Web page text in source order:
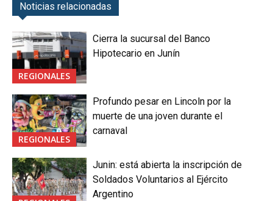
Noticias relacionadas
REGIONALES
Cierra la sucursal del Banco
Hipotecario en Junín
REGIONALES
Profundo pesar en Lincoln por la
muerte de una joven durante el
carnaval
Junin: está abierta la inscripción de
Soldados Voluntarios al Ejército
Argentino